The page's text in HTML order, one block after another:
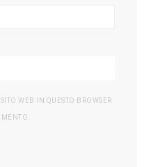
WEB IN QUESTO BROWSER